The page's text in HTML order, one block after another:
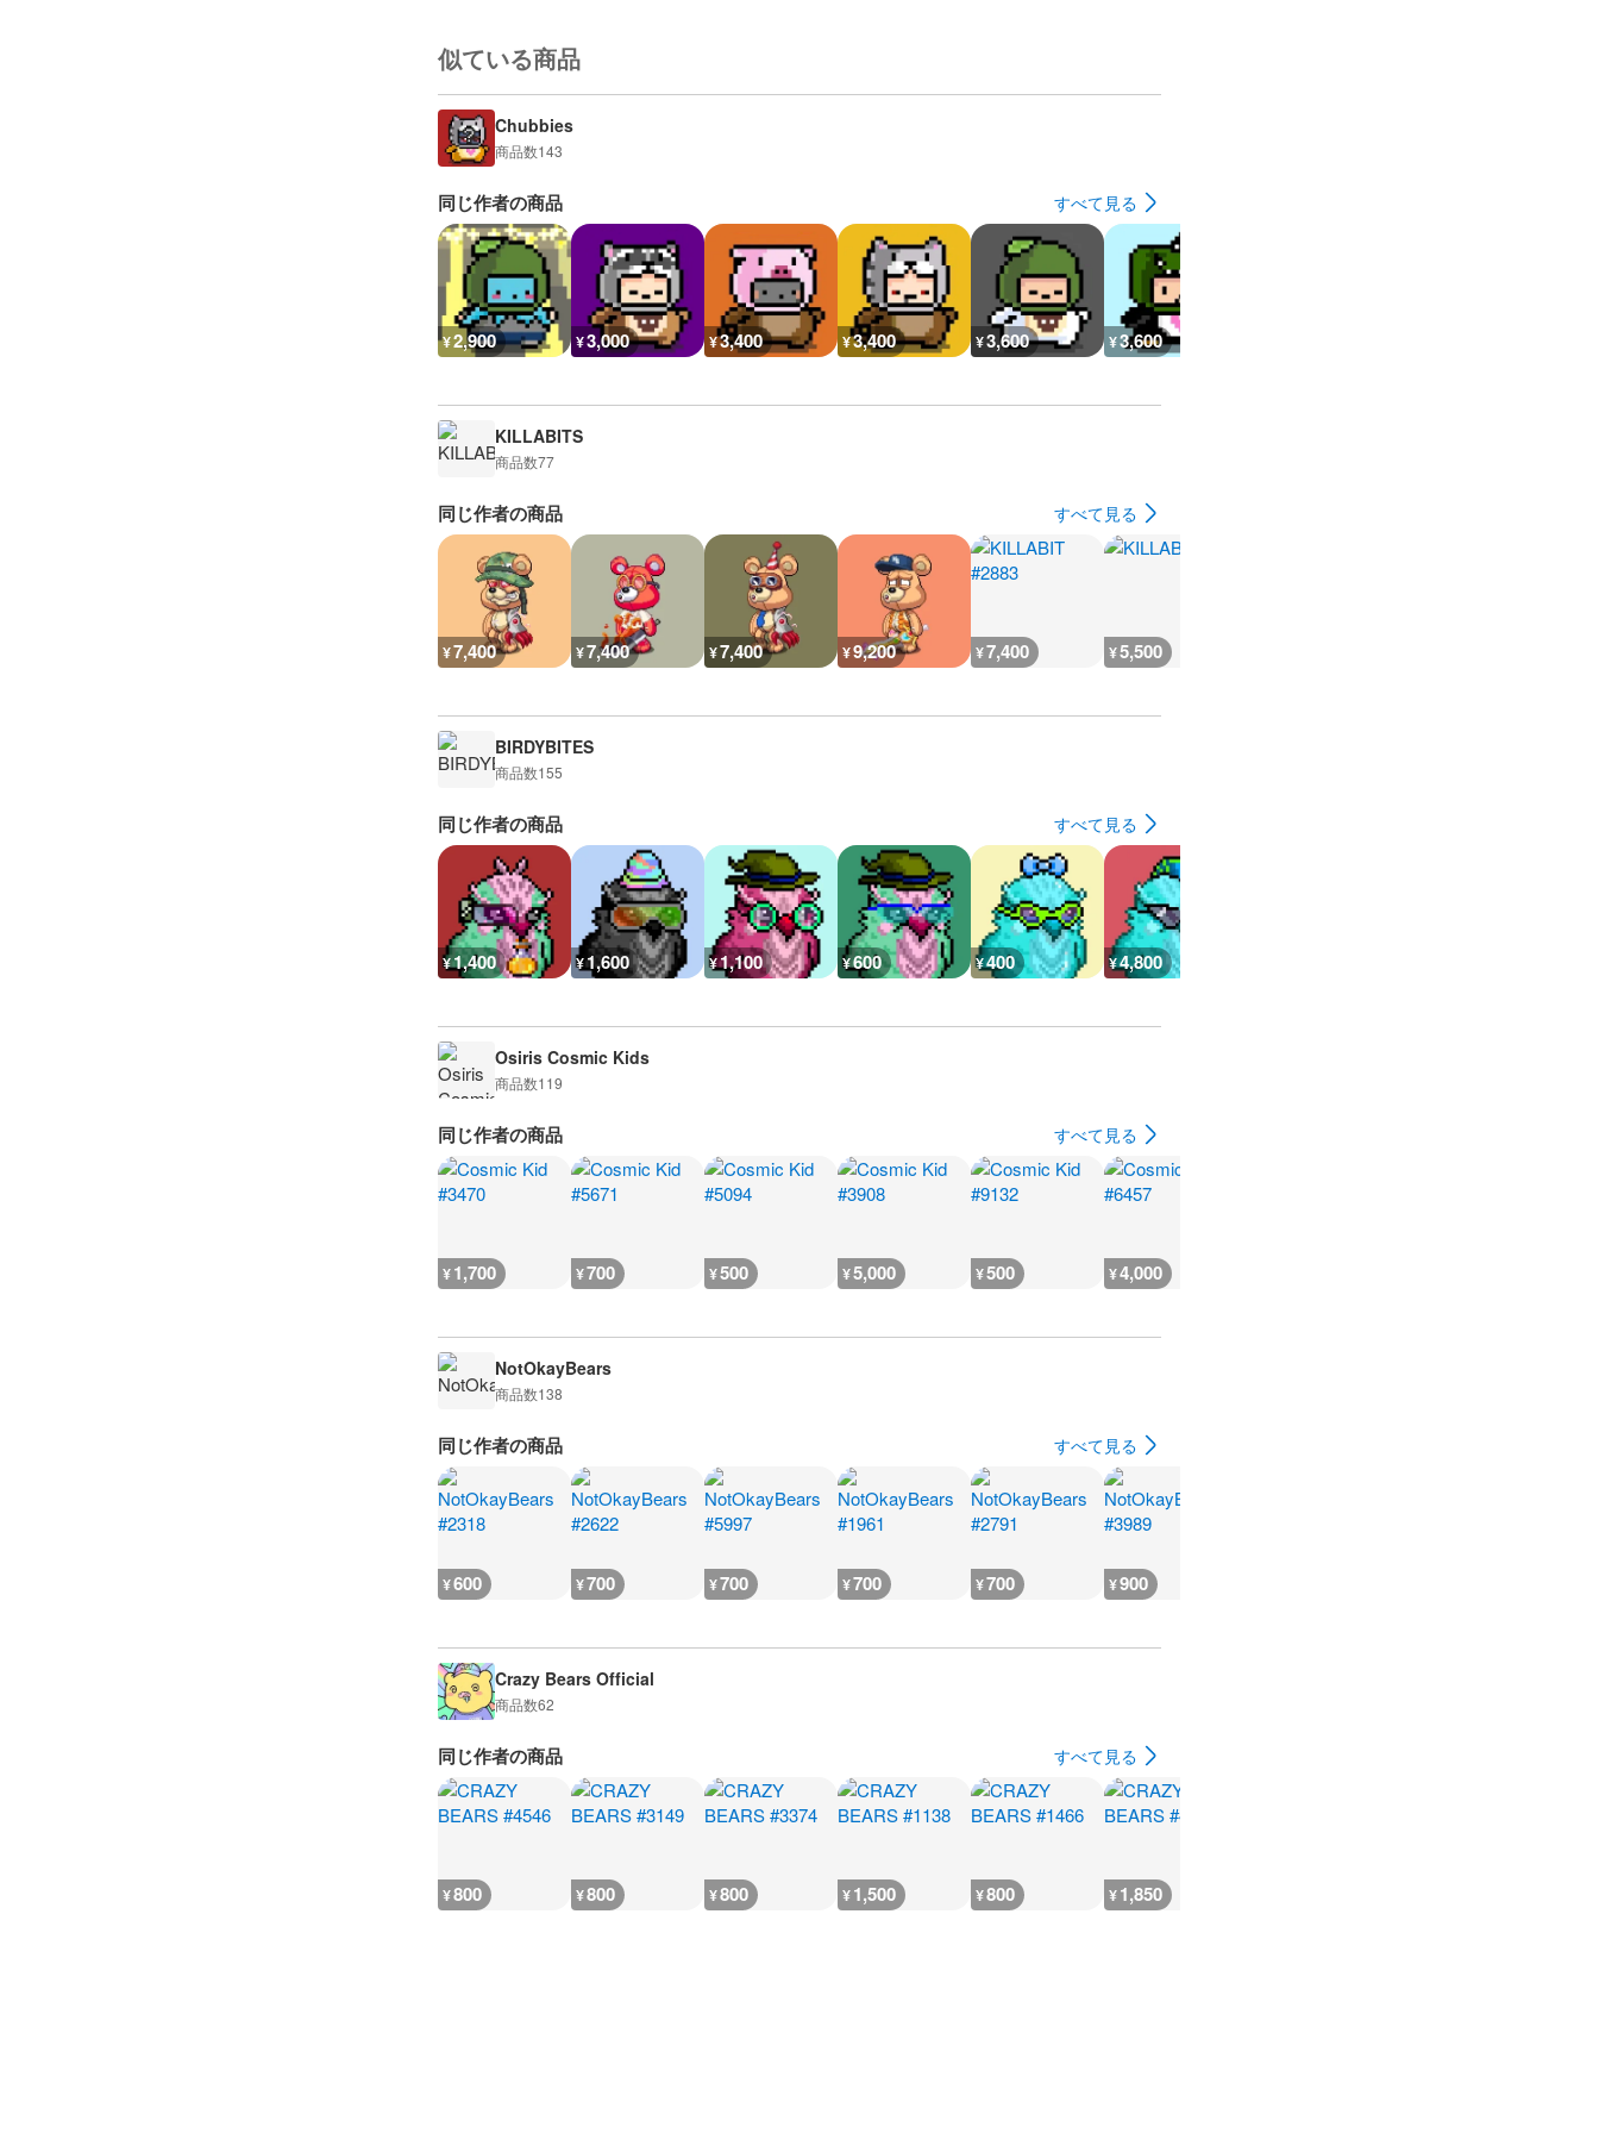
似ている商品
Chubbies
商品数143
同じ作者の商品 すべて見る
¥2,900 ¥3,000 ¥3,400 ¥3,400 ¥3,600 ¥3,600
KILLABITS
商品数77
同じ作者の商品 すべて見る
¥7,400 ¥7,400 ¥7,400 ¥9,200 ¥7,400 ¥5,500
BIRDYBITES
商品数155
同じ作者の商品 すべて見る
¥1,400 ¥1,600 ¥1,100 ¥600 ¥400 ¥4,800
Osiris Cosmic Kids
商品数119
同じ作者の商品 すべて見る
¥1,700 ¥700 ¥500 ¥5,000 ¥500 ¥4,000
NotOkayBears
商品数138
同じ作者の商品 すべて見る
¥600 ¥700 ¥700 ¥700 ¥700 ¥900
Crazy Bears Official
商品数62
同じ作者の商品 すべて見る
¥800 ¥800 ¥800 ¥1,500 ¥800 ¥1,850